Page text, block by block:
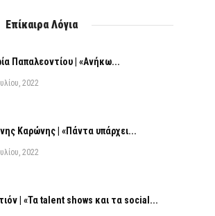
Επίκαιρα Λόγια
Παπαλεοντίου | «Ανήκω...
2022
Καρώνης | «Πάντα υπάρχει...
2022
| «Τα talent shows και τα social...